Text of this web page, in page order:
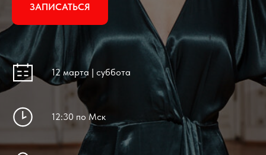
ЗАПИСАТЬСЯ
12 марта | суббота
12:30 по Мск